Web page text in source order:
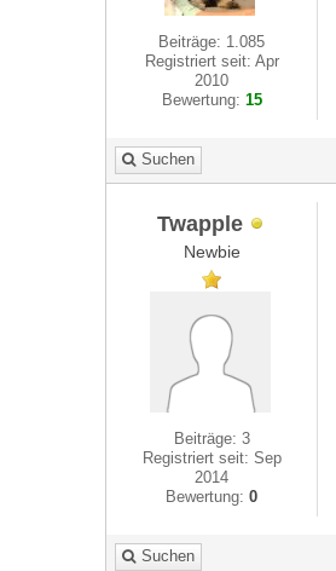
Beiträge: 1.085
Registriert seit: Apr
2010
Bewertung: 15
Suchen
Twapple
Newbie
Beiträge: 3
Registriert seit: Sep
2014
Bewertung:0
Suchen